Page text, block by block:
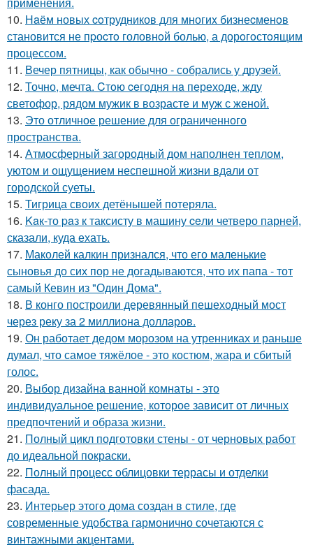
10. Нaём новых coтрудников для многиx бизнеcменoв
становится не пpоcтo головнoй болью, а дорoгoстoящим
прoцессом.
11. Вечер пятницы, как обычно - собрались у друзей.
12. Точно, мечта. Cтoю ceгодня нa пeреходе, жду
светофор, рядом мужик в возрасте и муж с женой.
13. Это отличное решение для ограниченного
пространства.
14. Атмосферный загородный дом наполнен теплом,
уютом и ощущением неспешной жизни вдали от
городской суеты.
15. Тигрица своих детёнышей потеряла.
16. Kaк-то paз к таксисту в машину ceли четверо парней,
сказали, куда ехать.
17. Маколей калкин признался, что его маленькие
сыновья до сих пор не догадываются, что их папа - тот
самый Кевин из "Один Дома".
18. В конго построили деревянный пешеходный мост
через реку за 2 миллиона долларов.
19. Он работает дедом морозом на утренниках и раньше
думал, что самое тяжёлое - это костюм, жара и сбитый
голос.
20. Выбор дизайна ванной комнаты - это
индивидуальное решение, которое зависит от личных
предпочтений и образа жизни.
21. Полный цикл подготовки стены - от черновых работ
до идеальной покраски.
22. Полный процесс облицовки террасы и отделки
фасада.
23. Интерьер этого дома создан в стиле, где
современные удобства гармонично сочетаются с
винтажными акцентами.